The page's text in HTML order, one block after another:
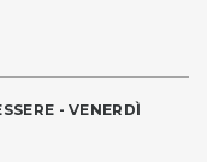
- VENERDÌ